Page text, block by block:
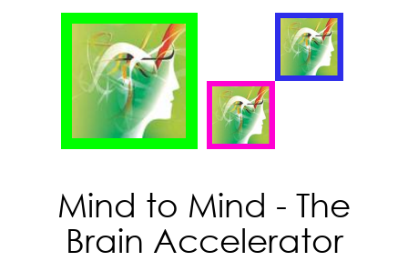
Mind to Mind - The
Brain Accelerator